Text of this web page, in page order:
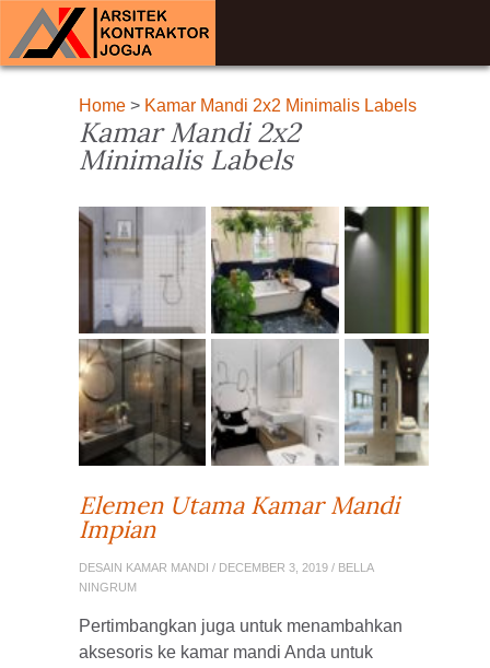
Home> Kamar Mandi 2x2 Minimalis Labels
Kamar Mandi 2x2
Minimalis Labels
Elemen Utama Kamar Mandi
Impian
DESAIN KAMAR MANDI / DECEMBER 3, 2019 / BELLA
NINGRUM
Pertimbangkan juga untuk menambahkan
aksesoris ke kamar mandi Anda untuk